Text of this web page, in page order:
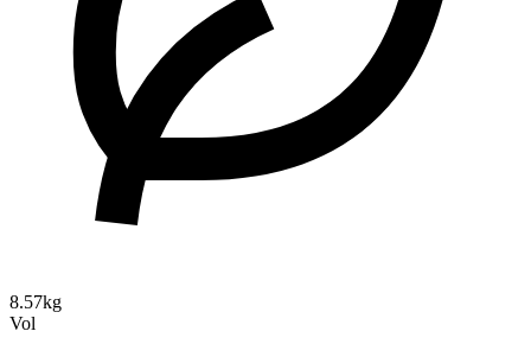
8.57kg
Vol